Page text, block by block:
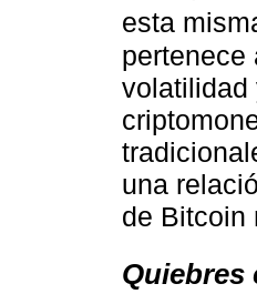
esta
pertenece
volatilidad
una
de Bitcoin
Quiebres